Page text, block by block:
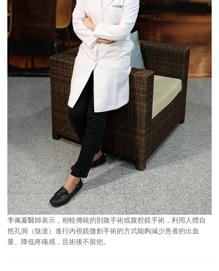
李佩蓁醫師表示，相較傳統的剖腹手術或腹腔鏡手術，利用人體自
然孔洞（陰道）進行內視鏡微創手術的方式能夠減少患者的出血
量、降低疼痛感，且術後不留疤。